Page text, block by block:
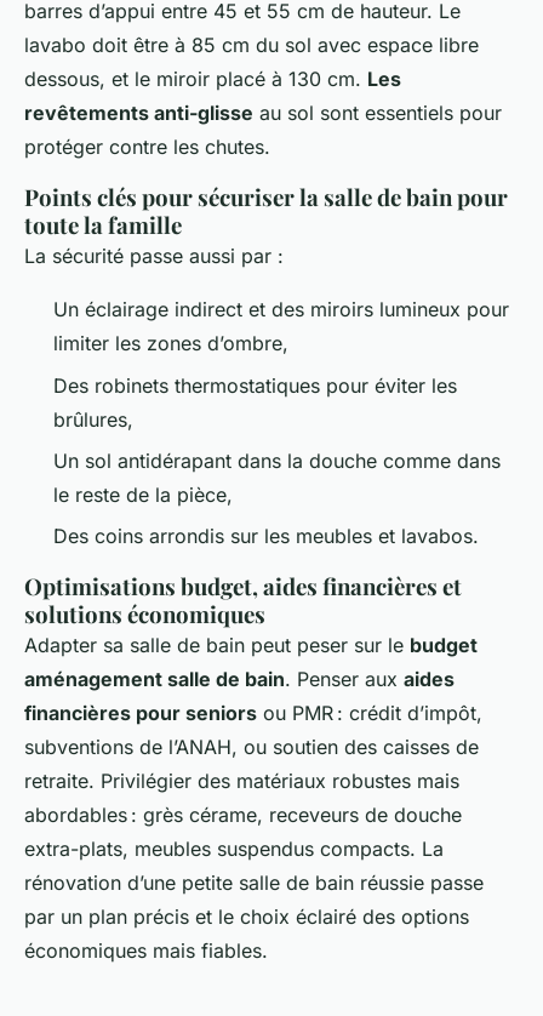
barres d’appui entre 45 et 55 cm de hauteur. Le
lavabo doit être à 85 cm du sol avec espace libre
dessous, et le miroir placé à 130 cm. Les
revêtements anti-glisse au sol sont essentiels pour
protéger contre les chutes.
Points clés pour sécuriser la salle de bain pour
toute la famille
La sécurité passe aussi par :
Un éclairage indirect et des miroirs lumineux pour
limiter les zones d’ombre,
Des robinets thermostatiques pour éviter les
brûlures,
Un sol antidérapant dans la douche comme dans
le reste de la pièce,
Des coins arrondis sur les meubles et lavabos.
Optimisations budget, aides financières et
solutions économiques
Adapter sa salle de bain peut peser sur le budget
aménagement salle de bain. Penser aux aides
financières pour seniors ou PMR : crédit d’impôt,
subventions de l’ANAH, ou soutien des caisses de
retraite. Privilégier des matériaux robustes mais
abordables : grès cérame, receveurs de douche
extra-plats, meubles suspendus compacts. La
rénovation d’une petite salle de bain réussie passe
par un plan précis et le choix éclairé des options
économiques mais fiables.